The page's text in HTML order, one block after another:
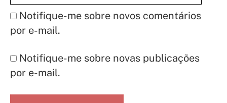
Notifique-me sobre novos comentários
por e-mail.
Notifique-me sobre novas publicações
por e-mail.